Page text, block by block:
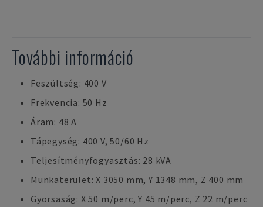
További információ
Feszültség: 400 V
Frekvencia: 50 Hz
Áram: 48 A
Tápegység: 400 V, 50/60 Hz
Teljesítményfogyasztás: 28 kVA
Munkaterület: X 3050 mm, Y 1348 mm, Z 400 mm
Gyorsaság: X 50 m/perc, Y 45 m/perc, Z 22 m/perc